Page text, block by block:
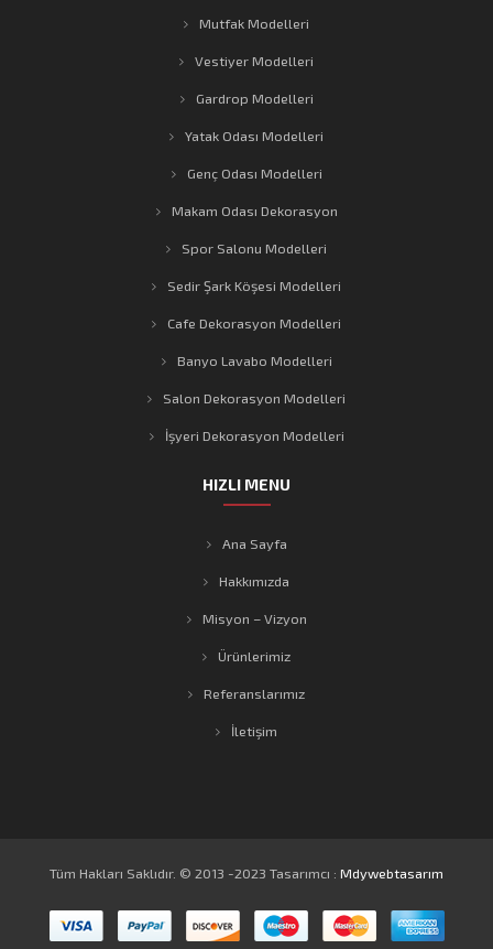
Mutfak Modelleri
Vestiyer Modelleri
Gardrop Modelleri
Yatak Odası Modelleri
Genç Odası Modelleri
Makam Odası Dekorasyon
Spor Salonu Modelleri
Sedir Şark Köşesi Modelleri
Cafe Dekorasyon Modelleri
Banyo Lavabo Modelleri
Salon Dekorasyon Modelleri
İşyeri Dekorasyon Modelleri
HIZLI MENU
Ana Sayfa
Hakkımızda
Misyon – Vizyon
Ürünlerimiz
Referanslarımız
İletişim
Tüm Hakları Saklıdır. © 2013 -2023 Tasarımcı : Mdywebtasarım